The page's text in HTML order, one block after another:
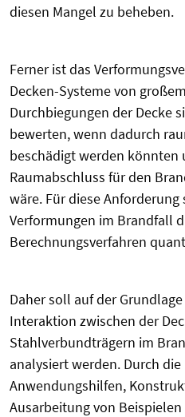
diesen Mangel zu beheben.
Ferner ist das
Decken-Systeme von
Durchbiegungen der Decke
bewerten, wenn dadurch
beschädigt werden könnten
Raumabschluss für den
wäre. Für diese
Verformungen im Brandfall
Berechnungsverfahren
Daher soll auf der
Interaktion zwischen der
Stahlverbundträgern im
analysiert werden. Durch
Anwendungshilfen,
Ausarbeitung von